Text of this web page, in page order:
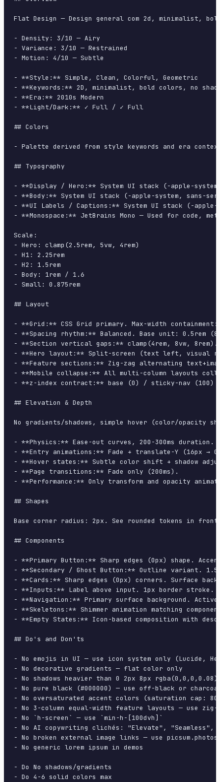
Flat Design — Design general com 2d, minimalist,
- Density: 3/10 — Airy
- Variance: 3/10 — Restrained
- Motion: 4/10 — Subtle
- **Style:** Simple, Clean, Colorful, Geometric
- **Keywords:** 2D, minimalist, bold colors, no
- **Era:** 2010s Modern
- **Light/Dark:** ✓ Full / ✓ Full
## Colors
- Palette derived from style keywords and era
## Typography
- **Display / Hero:** System UI stack (-apple-
- **Body:** System UI stack (-apple-system, sans-
- **UI Labels / Captions:** System UI stack (-
- **Monospace:** JetBrains Mono — Used for code,
Scale:
- Hero: clamp(2.5rem, 5vw, 4rem)
- H1: 2.25rem
- H2: 1.5rem
- Body: 1rem / 1.6
- Small: 0.875rem
## Layout
- **Grid:** CSS Grid primary. Max-width
- **Spacing rhythm:** Balanced. Base unit: 0.5rem
- **Section vertical gaps:** clamp(4rem, 8vw, 8rem).
- **Hero layout:** Split-screen (text left, visual
- **Feature sections:** Zig-zag alternating
- **Mobile collapse:** All multi-column layouts
- **z-index contract:** base (0) / sticky-nav
## Elevation & Depth
No gradients/shadows, simple hover (color/opacity
- **Physics:** Ease-out curves, 200-300ms duration.
- **Entry animations:** Fade + translate-Y (16px →
- **Hover states:** Subtle color shift + shadow
- **Page transitions:** Fade only (200ms).
- **Performance:** Only transform and opacity
## Shapes
Base corner radius: 2px. See rounded tokens in
## Components
- **Primary Button:** Sharp edges (0px) shape.
- **Secondary / Ghost Button:** Outline variant.
- **Cards:** Sharp edges (0px) corners. Surface
- **Inputs:** Label above input. 1px border
- **Navigation:** Primary surface background.
- **Skeletons:** Shimmer animation matching
- **Empty States:** Icon-based composition with
## Do's and Don'ts
- No emojis in UI — use icon system only (Lucide,
- No decorative gradients — flat color only
- No shadows heavier than 0 2px 8px rgba(0,0,0,0.08)
- No pure black (#000000) — use off-black or
- No oversaturated accent colors (saturation cap:
- No 3-column equal-width feature layouts — use zig-
- No `h-screen` — use `min-h-[100dvh]`
- No AI copywriting clichés: "Elevate", "Seamless",
- No broken external image links — use
- No generic lorem ipsum in demos
- Do No shadows/gradients
- Do 4-6 solid colors max